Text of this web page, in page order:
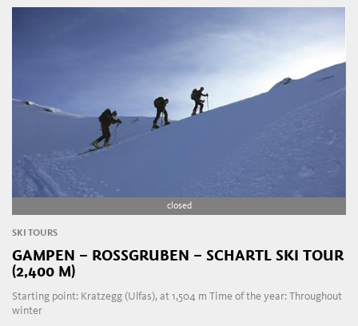
closed
SKI TOURS
GAMPEN – ROSSGRUBEN – SCHARTL SKI TOUR
(2,400 M)
Starting point: Kratzegg (Ulfas), at 1,504 m Time of the year: Throughout
winter